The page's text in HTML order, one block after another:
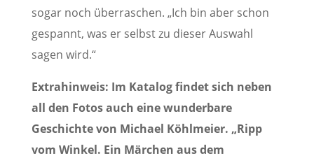
sogar noch überraschen. „Ich bin aber schon
gespannt, was er selbst zu dieser Auswahl
sagen wird.“
Extrahinweis: Im Katalog findet sich neben
all den Fotos auch eine wunderbare
Geschichte von Michael Köhlmeier. „Ripp
vom Winkel. Ein Märchen aus dem